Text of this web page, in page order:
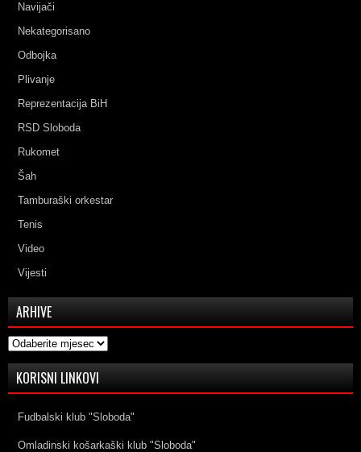
Navijači
Nekategorisano
Odbojka
Plivanje
Reprezentacija BiH
RSD Sloboda
Rukomet
Šah
Tamburaški orkestar
Tenis
Video
Vijesti
ARHIVE
Arhive
KORISNI LINKOVI
Fudbalski klub "Sloboda"
Omladinski košarkaški klub "Sloboda"